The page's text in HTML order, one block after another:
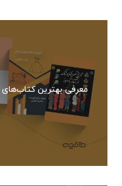
معرفی بهترین